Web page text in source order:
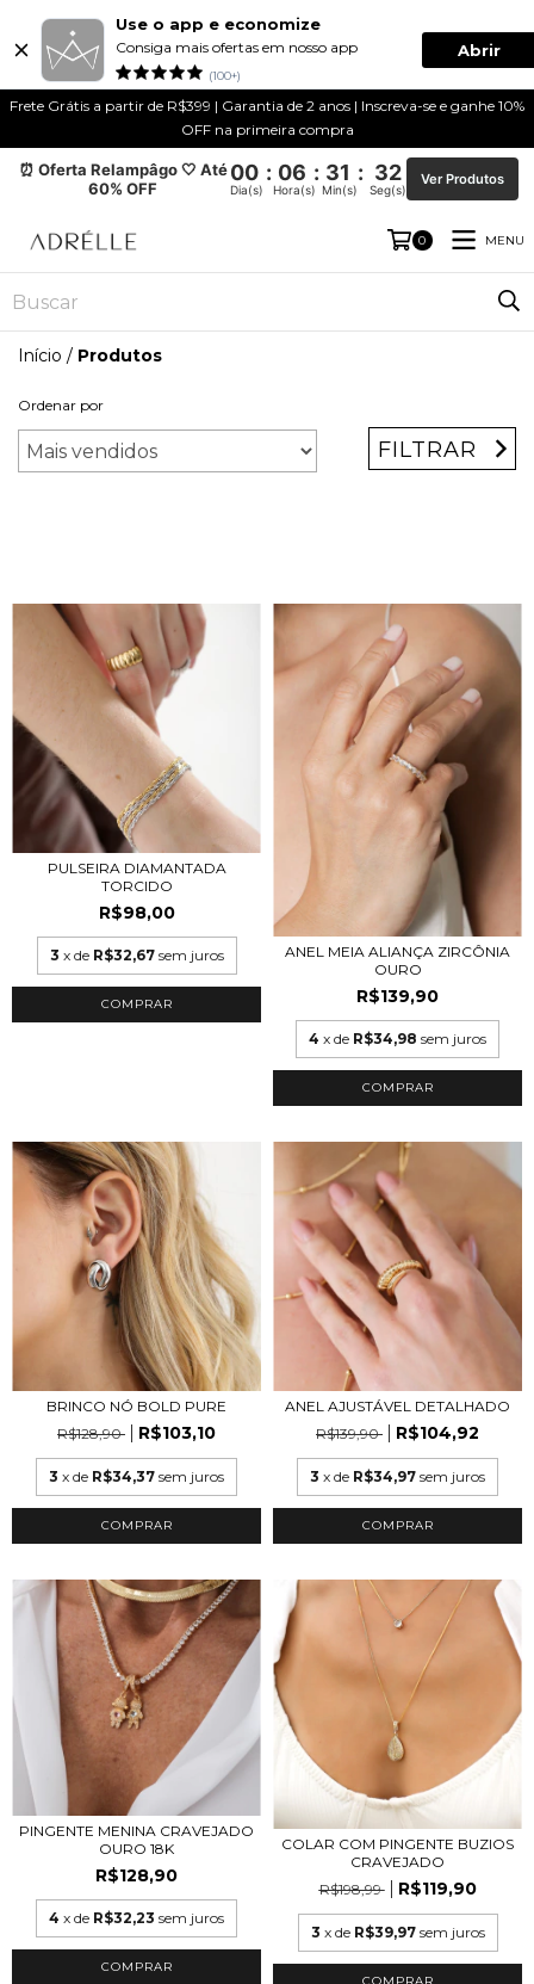
Use o app e economize
Consiga mais ofertas em nosso app
(100+)
Abrir
Frete Grátis a partir de R$399 | Garantia de 2 anos | Inscreva-se e ganhe 10%
OFF na primeira compra
⏰ Oferta Relampâgo 🤍 Até
60% OFF
00 : 06 : 31 : 32
Dia(s) Hora(s) Min(s) Seg(s)
Ver Produtos
0 MENU
Início / Produtos
Ordenar por
FILTRAR
PULSEIRA DIAMANTADA
TORCIDO
R$98,00
3 x de R$32,67 sem juros
COMPRAR
ANEL MEIA ALIANÇA ZIRCÔNIA
OURO
R$139,90
4 x de R$34,98 sem juros
COMPRAR
BRINCO NÓ BOLD PURE
R$128,90
R$103,10
3 x de R$34,37 sem juros
COMPRAR
ANEL AJUSTÁVEL DETALHADO
R$139,90
R$104,92
3 x de R$34,97 sem juros
COMPRAR
PINGENTE MENINA CRAVEJADO
OURO 18K
R$128,90
4 x de R$32,23 sem juros
COMPRAR
COLAR COM PINGENTE BUZIOS
CRAVEJADO
R$198,99
R$119,90
3 x de R$39,97 sem juros
COMPRAR